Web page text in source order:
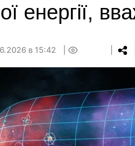
енергії,
в 15:42